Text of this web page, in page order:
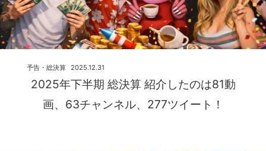
2025年下半期 総決算 紹介したのは81動
画、63チャンネル、277ツイート！
2025.12.31
予告・総決算